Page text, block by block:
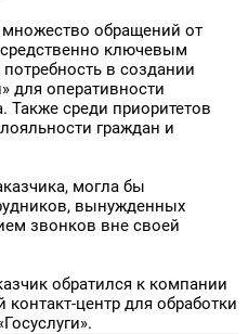
множество обращений от
ключевым
в создании
для оперативности
Также среди приоритетов
граждан и
могла бы
вынужденных
звонков вне своей
обратился к компании
центр для обработки